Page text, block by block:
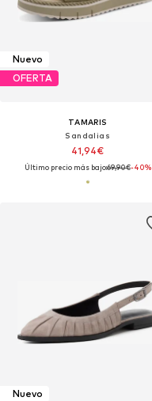
Nuevo
OFERTA
TAMARIS
Sandalias
41,94€
Último precio más bajo:69,90€-40%
Nuevo